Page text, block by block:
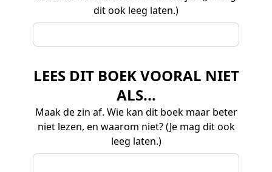
dit ook leeg laten.)
LEES DIT BOEK VOORAL NIET
ALS...
Maak de zin af. Wie kan dit boek maar beter
niet lezen, en waarom niet? (Je mag dit ook
leeg laten.)